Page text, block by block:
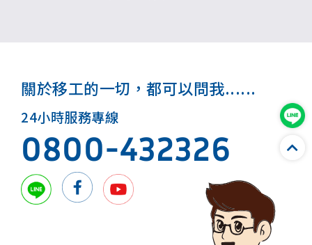
關於移工的一切，都可以問我......
24小時服務專線
0800-432326